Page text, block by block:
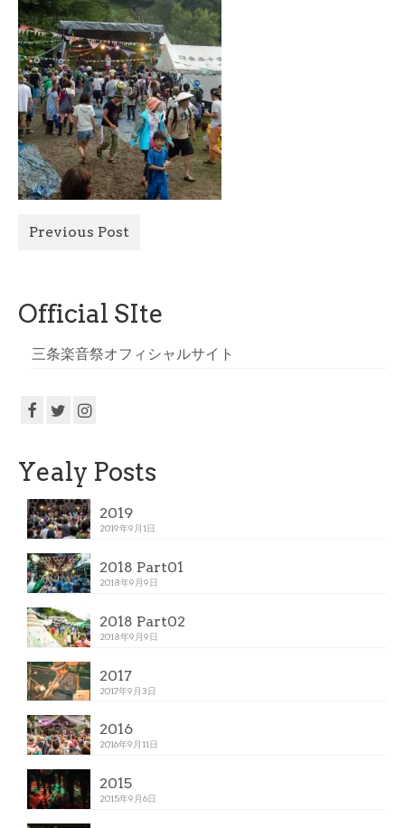
All Photo
Official Site
Previous Post
Official SIte
三条楽音祭オフィシャルサイト
Yealy Posts
2019
2019年9月1日
2018 Part01
2018年9月9日
2018 Part02
2018年9月9日
2017
2017年9月3日
2016
2016年9月11日
2015
2015年9月6日